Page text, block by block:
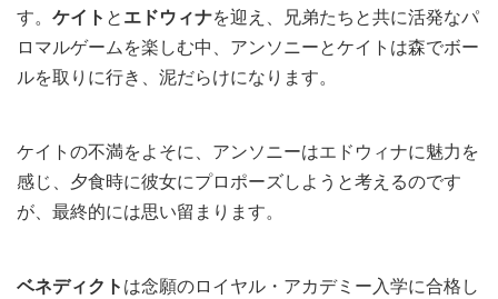
す。 ケイト と エドウィナを迎え、兄弟たちと共に活発なパ
ロマルゲームを楽しむ中、アンソニーとケイトは森でボー
ルを取りに行き、泥だらけになります。
ケイトの不満をよそに、アンソニーはエドウィナに魅力を
感じ、夕食時に彼女にプロポーズしようと考えるのです
が、最終的には思い留まります。
ベネディクト は念願のロイヤル・アカデミー入学に合格し